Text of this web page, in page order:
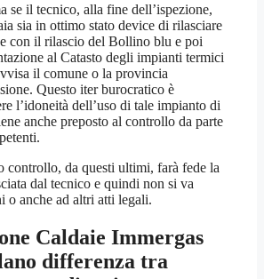
se il tecnico, alla fine dell’ispezione,
sia in ottimo stato device di rilasciare
con il rilascio del Bollino blu e poi
al Catasto degli impianti termici
il comune o la provincia
Questo iter burocratico è
l’idoneità dell’uso di tale impianto di
anche preposto al controllo da parte
controllo, da questi ultimi, farà fede la
dal tecnico e quindi non si va
o anche ad altri atti legali.
Caldaie Immergas
differenza tra